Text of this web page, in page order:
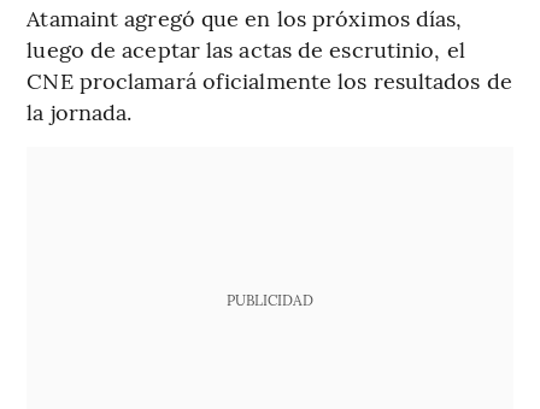
Atamaint agregó que en los próximos días,
luego de aceptar las actas de escrutinio, el
CNE proclamará oficialmente los resultados de
la jornada.
PUBLICIDAD